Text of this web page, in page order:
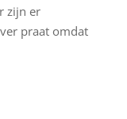
zijn er
praat omdat